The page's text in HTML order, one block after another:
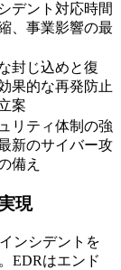
デント対応時間
、事業影響の最
封じ込めと復
果的な再発防止
案
リティ体制の強
新のサイバー攻
備え
現
ンシデントを
EDRはエンド